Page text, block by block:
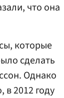
что она
которые
сделать
Однако
в 2012 году